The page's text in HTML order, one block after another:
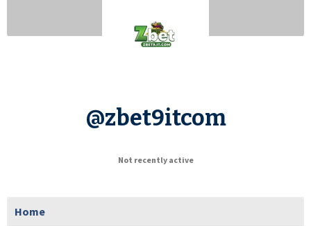
@zbet9itcom
Not recently active
Home